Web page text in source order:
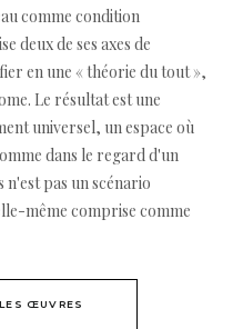
comme condition
deux de ses axes de
en une « théorie du tout »,
Le résultat est une
universel, un espace où
dans le regard d'un
n'est pas un scénario
même comprise comme
ŒUVRES